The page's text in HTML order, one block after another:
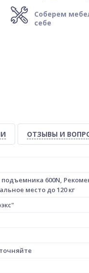
Соберем
себе
ОТЗЫВЫ И
600N,
место до 120 кг